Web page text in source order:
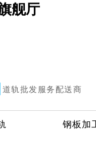
舰厅
道轨批发服务配送商
钢板加